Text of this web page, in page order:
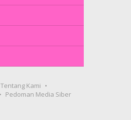
Tentang Kami
Pedoman Media Siber